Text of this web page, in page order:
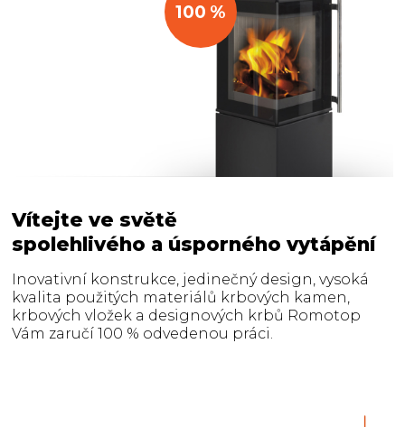
100 %
Vítejte ve světě
spolehlivého a úsporného vytápění
Inovativní konstrukce, jedinečný design, vysoká
kvalita použitých materiálů krbových kamen,
krbových vložek a designových krbů Romotop
Vám zaručí 100 % odvedenou práci.